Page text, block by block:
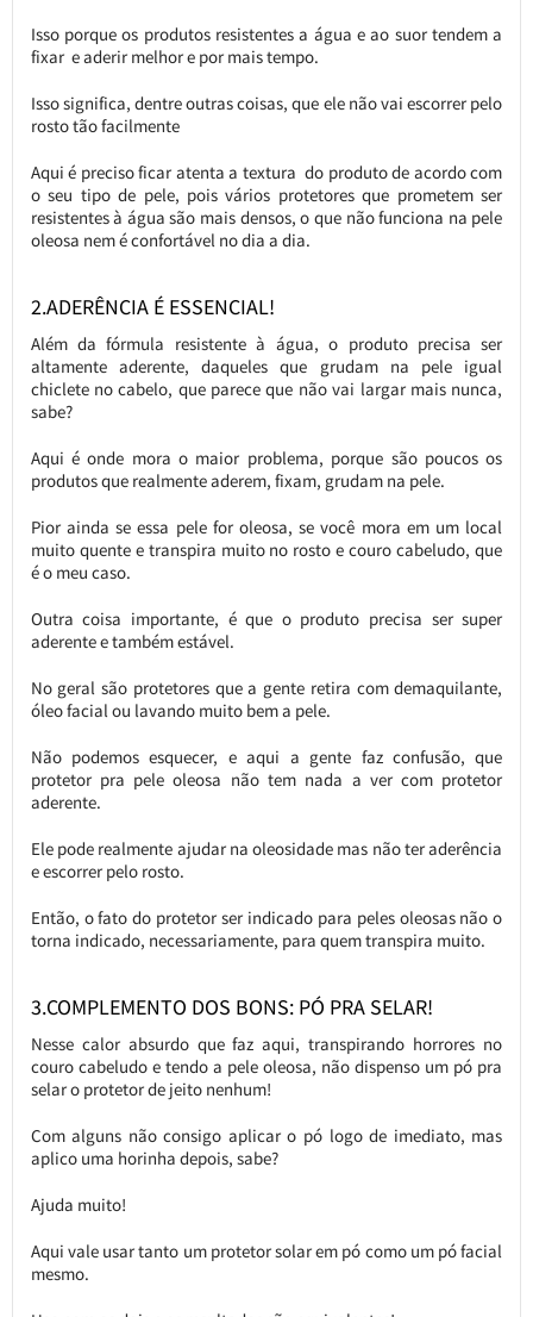
Isso porque os produtos resistentes a água e ao suor tendem a
fixar e aderir melhor e por mais tempo.
Isso significa, dentre outras coisas, que ele não vai escorrer pelo
rosto tão facilmente
Aqui é preciso ficar atenta a textura do produto de acordo com
o seu tipo de pele, pois vários protetores que prometem ser
resistentes à água são mais densos, o que não funciona na pele
oleosa nem é confortável no dia a dia.
2.ADERÊNCIA É ESSENCIAL!
Além da fórmula resistente à água, o produto precisa ser
altamente aderente, daqueles que grudam na pele igual
chiclete no cabelo, que parece que não vai largar mais nunca,
sabe?
Aqui é onde mora o maior problema, porque são poucos os
produtos que realmente aderem, fixam, grudam na pele.
Pior ainda se essa pele for oleosa, se você mora em um local
muito quente e transpira muito no rosto e couro cabeludo, que
é o meu caso.
Outra coisa importante, é que o produto precisa ser super
aderente e também estável.
No geral são protetores que a gente retira com demaquilante,
óleo facial ou lavando muito bem a pele.
Não podemos esquecer, e aqui a gente faz confusão, que
protetor pra pele oleosa não tem nada a ver com protetor
aderente.
Ele pode realmente ajudar na oleosidade mas não ter aderência
e escorrer pelo rosto.
Então, o fato do protetor ser indicado para peles oleosas não o
torna indicado, necessariamente, para quem transpira muito.
3.COMPLEMENTO DOS BONS: PÓ PRA SELAR!
Nesse calor absurdo que faz aqui, transpirando horrores no
couro cabeludo e tendo a pele oleosa, não dispenso um pó pra
selar o protetor de jeito nenhum!
Com alguns não consigo aplicar o pó logo de imediato, mas
aplico uma horinha depois, sabe?
Ajuda muito!
Aqui vale usar tanto um protetor solar em pó como um pó facial
mesmo.